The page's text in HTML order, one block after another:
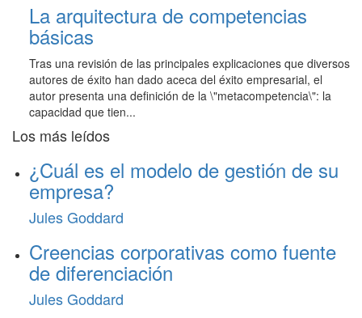
La arquitectura de competencias
básicas
Tras una revisión de las principales explicaciones que diversos
autores de éxito han dado aceca del éxito empresarial, el
autor presenta una definición de la \"metacompetencia\": la
capacidad que tien...
Los más leídos
¿Cuál es el modelo de gestión de su
empresa?
Jules Goddard
Creencias corporativas como fuente
de diferenciación
Jules Goddard